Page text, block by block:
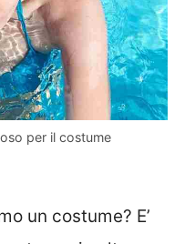
per il costume
un costume? E’